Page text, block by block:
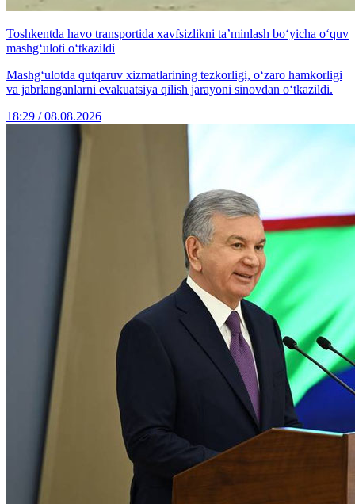
Toshkentda havo transportida xavfsizlikni ta’minlash bo‘yicha o‘quv
mashg‘uloti o‘tkazildi
Mashg‘ulotda qutqaruv xizmatlarining tezkorligi, o‘zaro hamkorligi
va jabrlanganlarni evakuatsiya qilish jarayoni sinovdan o‘tkazildi.
18:29 / 08.08.2026